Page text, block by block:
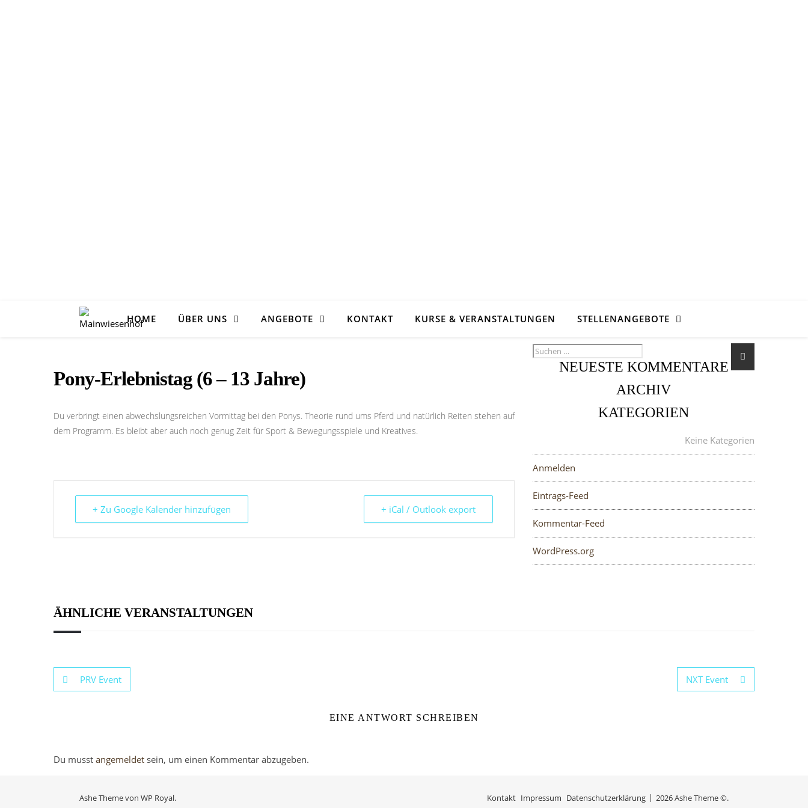
HOME ÜBER UNS ANGEBOTE KONTAKT KURSE & VERANSTALTUNGEN STELLENANGEBOTE
Pony-Erlebnistag (6 – 13 Jahre)
Du verbringt einen abwechslungsreichen Vormittag bei den Ponys. Theorie rund ums Pferd und natürlich Reiten stehen auf
dem Programm. Es bleibt aber auch noch genug Zeit für Sport & Bewegungsspiele und Kreatives.
+ Zu Google Kalender hinzufügen + iCal / Outlook export
NEUESTE KOMMENTARE
ARCHIV
KATEGORIEN
Keine Kategorien
Anmelden
Eintrags-Feed
Kommentar-Feed
WordPress.org
ÄHNLICHE VERANSTALTUNGEN
PRV Event NXT Event
EINE ANTWORT SCHREIBEN
Du musst angemeldet sein, um einen Kommentar abzugeben.
2026 Ashe Theme ©.
Kontakt Impressum Datenschutzerklärung
Ashe Theme von WP Royal.